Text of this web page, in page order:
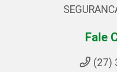
Fale
(27)